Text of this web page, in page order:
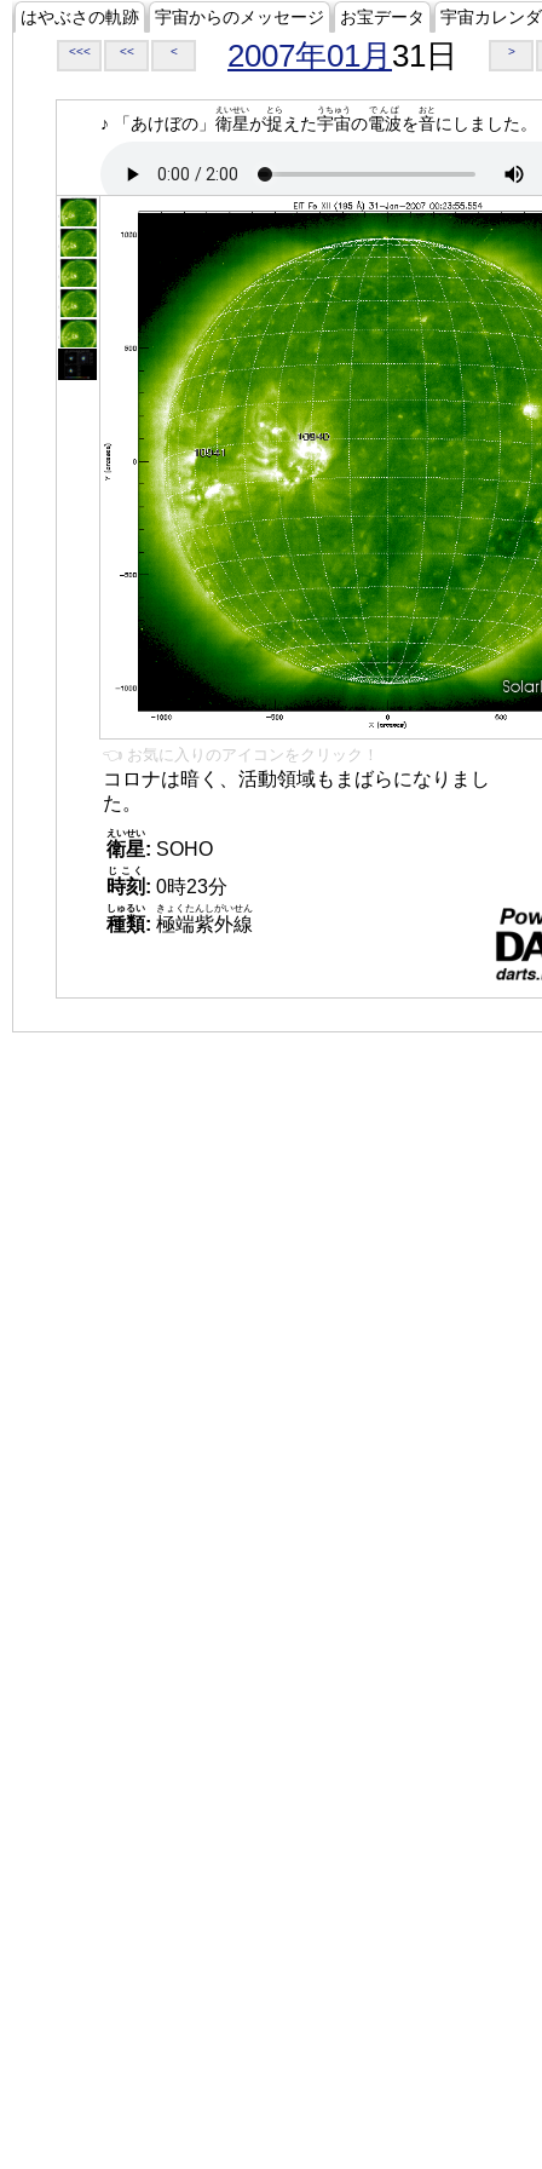
はやぶさの軌跡 宇宙からのメッセージ お宝データ 宇宙カレン
<<< << < 2007年01月 31日 >
♪ 「あけぼの」 衛星
えいせい
が捉
とら
えた宇宙
うちゅう
の電波
でんぱ
を音
おと
にしました。
👈 お気に入りのアイコンをクリック！
コロナは暗く、活動領域もまばらになりまし
た。
衛星
えいせい
: SOHO
時刻
じこく
: 0時23分
種類
しゅるい
: 極端紫外線
きょくたんしがいせん